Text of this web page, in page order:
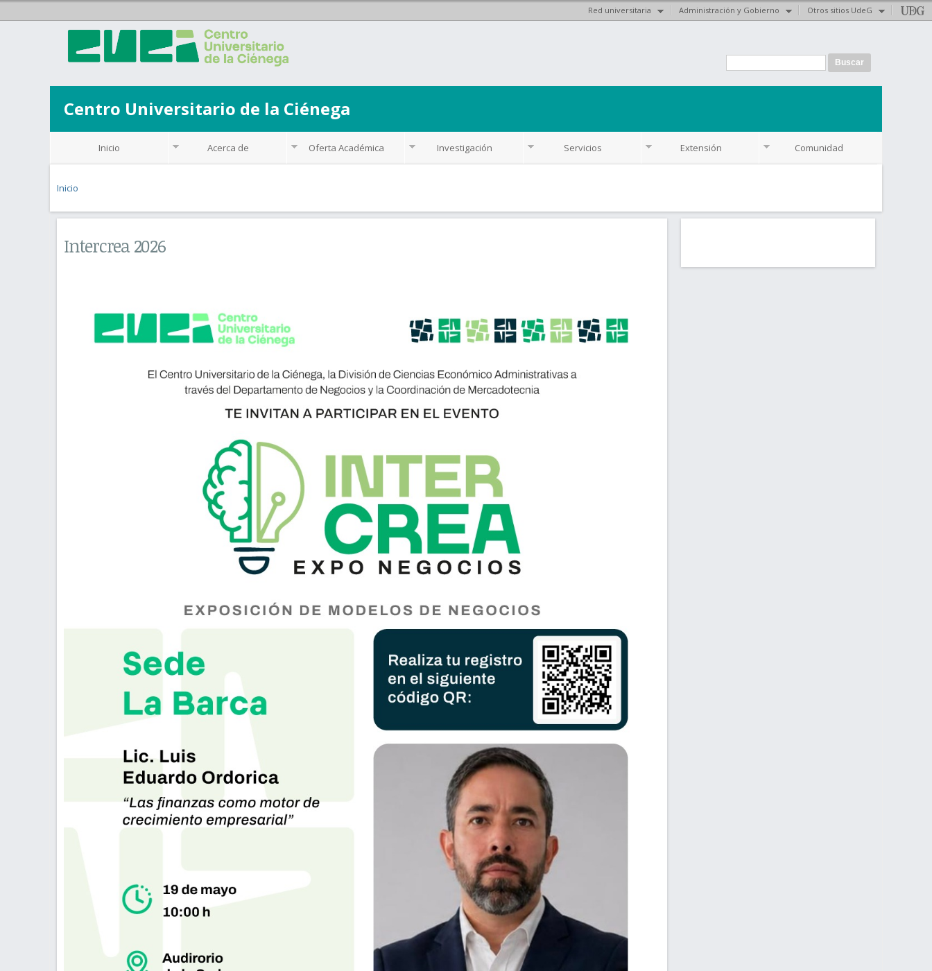
Red universitaria Administración y Gobierno Otros sitios UdeG
Formulario de
búsqueda
Buscar
Centro Universitario de la Ciénega
Inicio Acerca de Oferta Académica Investigación Servicios Extensión Comunidad
Se encuentra usted aquí
Inicio
Intercrea 2026